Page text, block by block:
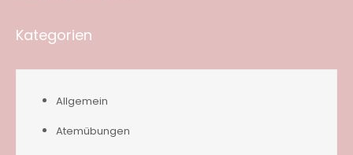
Kategorien
Allgemein
Atemübungen